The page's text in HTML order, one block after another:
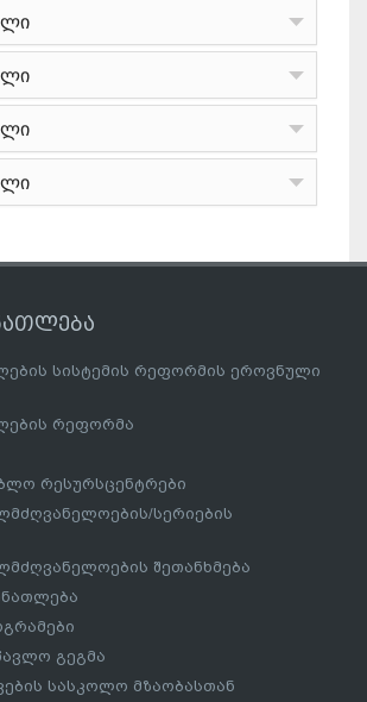
სისტემის რეფორმის ეროვნული
რეფორმა
რესურსცენტრები
სერიების
შეთანხმება
გეგმა
სასკოლო მზაობასთან